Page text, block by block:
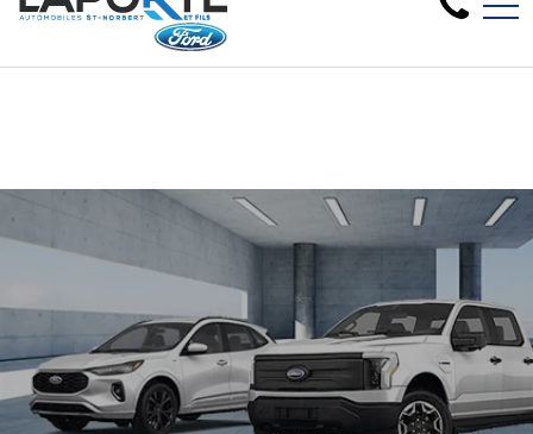
Nous avons besoin de véhicules
1881 Rue Principale, Saint-Norbert, QC, CA J0K 3C0
EN